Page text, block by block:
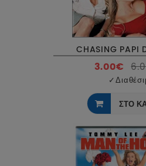
CHASING PAPI
3.00€
✓
ΣΤΟ